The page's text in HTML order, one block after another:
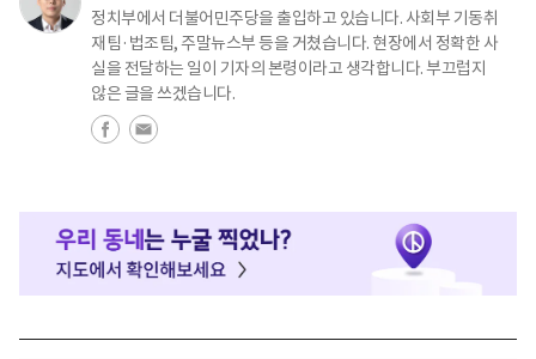
정치부에서 더불어민주당을 출입하고 있습니다. 사회부 기동취
재팀·법조팀, 주말뉴스부 등을 거쳤습니다. 현장에서 정확한 사
실을 전달하는 일이 기자의 본령이라고 생각합니다. 부끄럽지
않은 글을 쓰겠습니다.